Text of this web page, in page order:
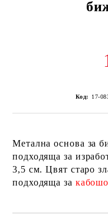
Код: 17-
Метална основа за
подходяща за
3,5 см. Цвят старо
подходяща за